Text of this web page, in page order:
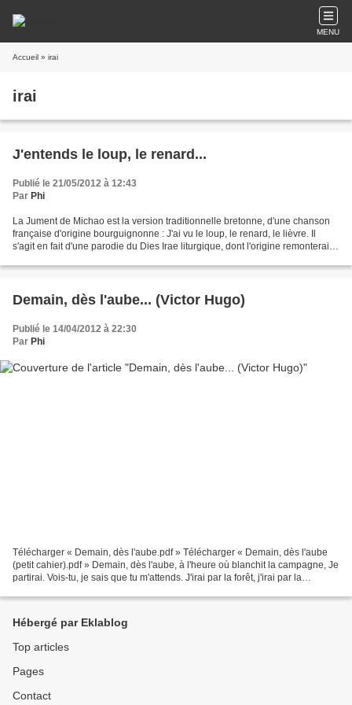
MENU
Accueil » irai
irai
J'entends le loup, le renard...
Publié le 21/05/2012 à 12:43
Par Phi
La Jument de Michao est la version traditionnelle bretonne, d'une chanson
française d'origine bourguignonne : J'ai vu le loup, le renard, le lièvre. Il
s'agit en fait d'une parodie du Dies Irae liturgique, dont l'origine remonterait
Demain, dès l'aube... (Victor Hugo)
Publié le 14/04/2012 à 22:30
Par Phi
Télécharger « Demain, dès l'aube.pdf » Télécharger « Demain, dès l'aube
(petit cahier).pdf » Demain, dès l'aube, à l'heure où blanchit la campagne, Je
partirai. Vois-tu, je sais que tu m'attends. J'irai par la forêt, j'irai par la
Hébergé par Eklablog
Top articles
Pages
Contact